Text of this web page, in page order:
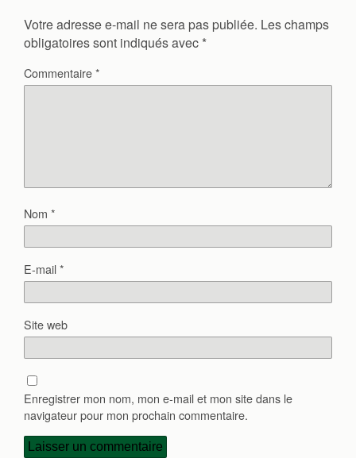
Votre adresse e-mail ne sera pas publiée. Les champs
obligatoires sont indiqués avec *
Commentaire*
Nom *
E-mail*
Site web
Enregistrer mon nom, mon e-mail et mon site dans le
navigateur pour mon prochain commentaire.